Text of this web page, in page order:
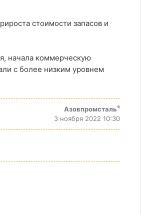
стоимости запасов и
начала коммерческую
с более низким уровнем
Азовпромсталь®
3 ноября 2022 10:30